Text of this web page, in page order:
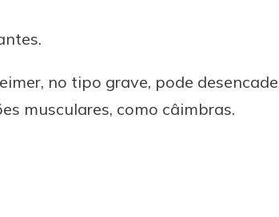
no tipo grave, pode
musculares, como câimbras.